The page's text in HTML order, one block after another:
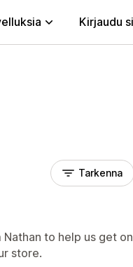
Kirjaudu
Tarkenna
to help us get
store.